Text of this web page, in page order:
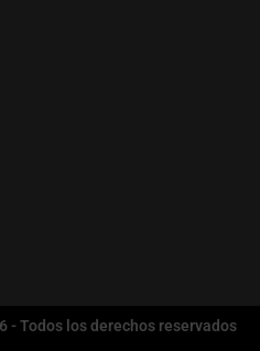
- Todos los derechos reservados